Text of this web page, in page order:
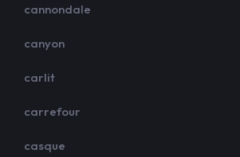
cannondale
canyon
carlit
carrefour
casque